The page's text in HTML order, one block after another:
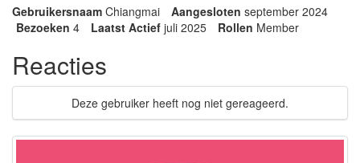
Gebruikersnaam Chiangmai Aangesloten september 2024
Bezoeken 4 Laatst Actief juli 2025 Rollen Member
Reacties
Deze gebruiker heeft nog niet gereageerd.